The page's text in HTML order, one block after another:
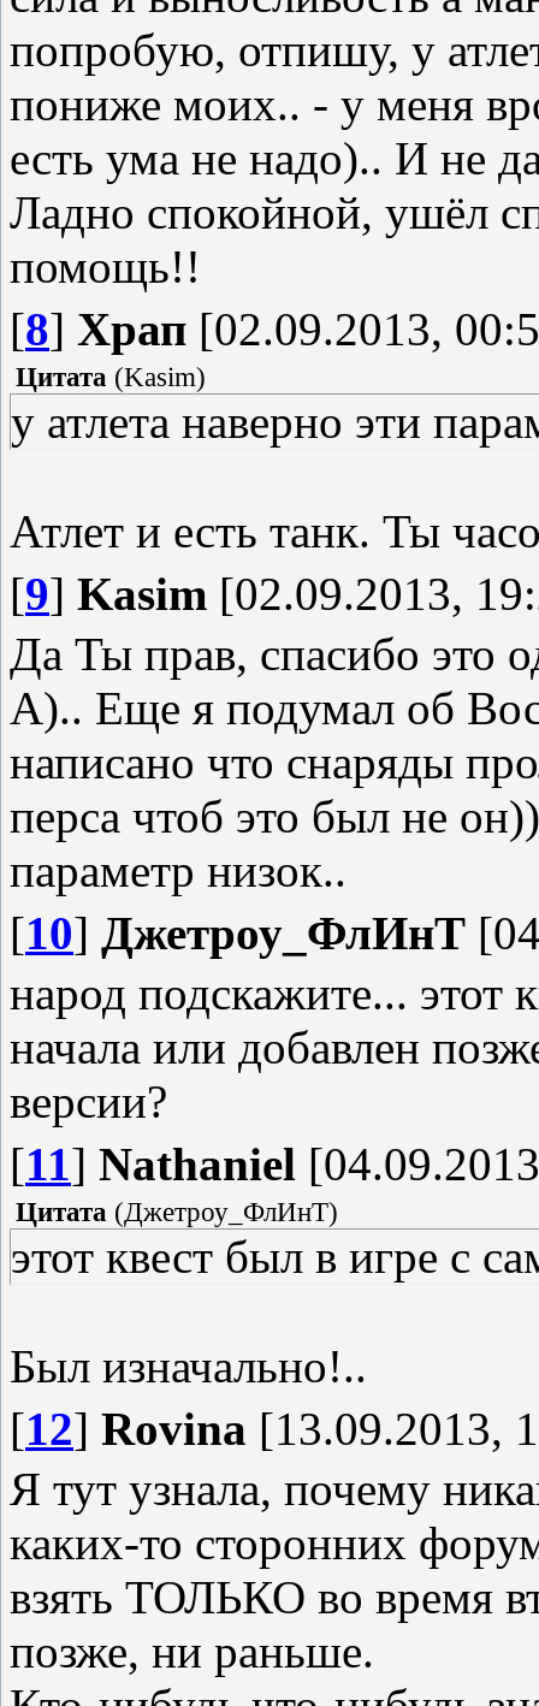
попробую, отпишу, у
пониже моих.. - у меня
есть ума не надо).. И не
Ладно спокойной, ушёл
помощь!!
[8] Храп [02.09.2013,
Цитата (Kasim)
у атлета наверно эти
Атлет и есть танк. Ты
[9] Kasim [02.09.2013,
Да Ты прав, спасибо это
А).. Еще я подумал об
написано что снаряды
перса чтоб это был не
параметр низок..
[10] Джетроу_ФлИнТ
народ подскажите... этот
начала или добавлен
версии?
[11] Nathaniel
Цитата (Джетроу_ФлИнТ)
этот квест был в игре с
Был изначально!..
[12] Rovina [13.09.2013,
Я тут узнала, почему
каких-то сторонних
взять ТОЛЬКО во время
позже, ни раньше.